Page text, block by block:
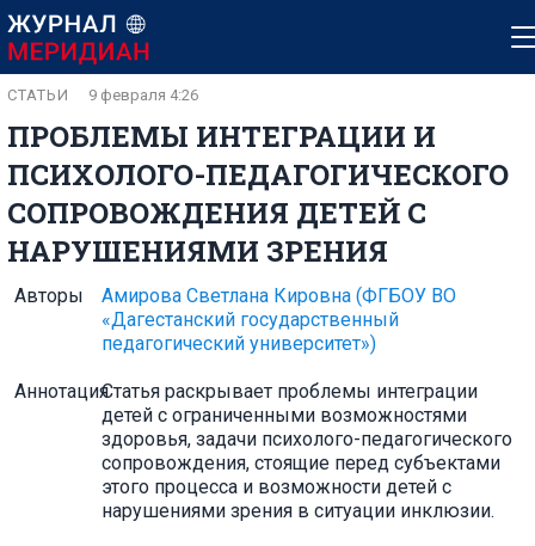
ПРОБЛЕМЫ ИНТЕГРАЦИИ И
ПСИХОЛОГО-ПЕДАГОГИЧЕСКОГО
СОПРОВОЖДЕНИЯ ДЕТЕЙ С
НАРУШЕНИЯМИ ЗРЕНИЯ
СТАТЬИ 9 февраля 4:26
Авторы Амирова Светлана Кировна (ФГБОУ ВО
«Дагестанский государственный
педагогический университет»)
АннотацияСтатья раскрывает проблемы интеграции
детей с ограниченными возможностями
здоровья, задачи психолого-педагогического
сопровождения, стоящие перед субъектами
этого процесса и возможности детей с
нарушениями зрения в ситуации инклюзии.